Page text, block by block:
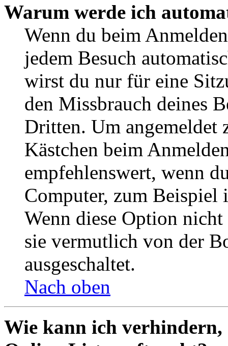
Warum werde ich
Wenn du beim
jedem Besuch
wirst du nur für eine
den Missbrauch deines
Dritten. Um angemeldet
Kästchen beim
empfehlenswert, wenn
Computer, zum Beispiel
Wenn diese Option
sie vermutlich von der
ausgeschaltet.
Nach oben
Wie kann ich verhindern,